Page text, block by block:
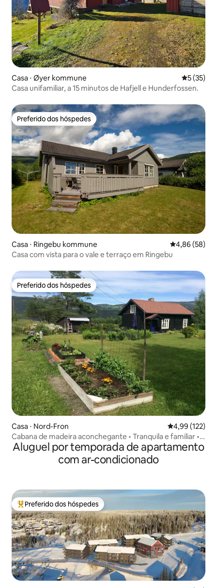
Casa ⋅ Øyer kommune 5 de uma
5 (35)
Casa unifamiliar, a 15 minutos de Hafjell e Hunderfossen.
Preferido dos hóspedes
Preferido dos hóspedes
Casa ⋅ Ringebu kommune 4,86 de uma
4,86 (58)
Casa com vista para o vale e terraço em Ringebu
Preferido dos hóspedes
Preferido dos hóspedes
Casa ⋅ Nord-Fron 4,99 de uma
4,99 (122)
Cabana de madeira aconchegante • Tranquila e familiar •
Vinstra
Aluguel por temporada de apartamento
com ar-condicionado
Entre os melhores preferidos dos hóspedes
Preferido dos hóspedes